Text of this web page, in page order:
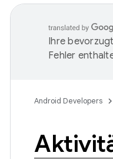
Ihre
Fehler
Android Developers